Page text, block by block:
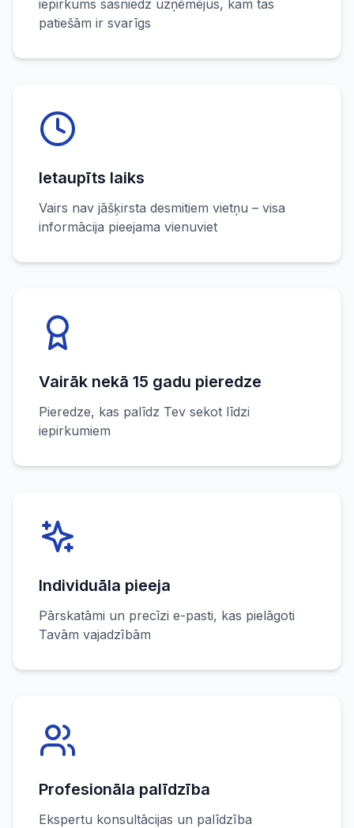
iepirkums sasniedz uzņēmējus, kam tas
patiešām ir svarīgs
Ietaupīts laiks
Vairs nav jāšķirsta desmitiem vietņu – visa
informācija pieejama vienuviet
Vairāk nekā 15 gadu pieredze
Pieredze, kas palīdz Tev sekot līdzi
iepirkumiem
Individuāla pieeja
Pārskatāmi un precīzi e-pasti, kas pielāgoti
Tavām vajadzībām
Profesionāla palīdzība
Ekspertu konsultācijas un palīdzība